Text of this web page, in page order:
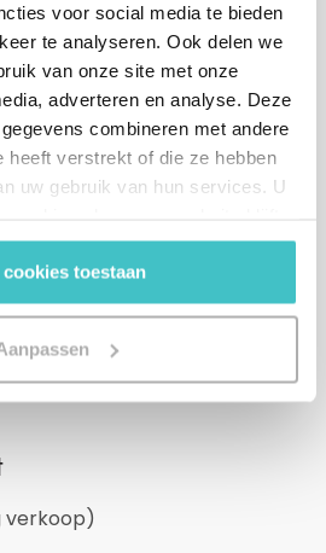
voor social media te bieden
te analyseren. Ook delen we
van onze site met onze
adverteren en analyse. Deze
combineren met andere
heeft verstrekt of die ze hebben
uw gebruik van hun services. U
toestaan
verkoop)